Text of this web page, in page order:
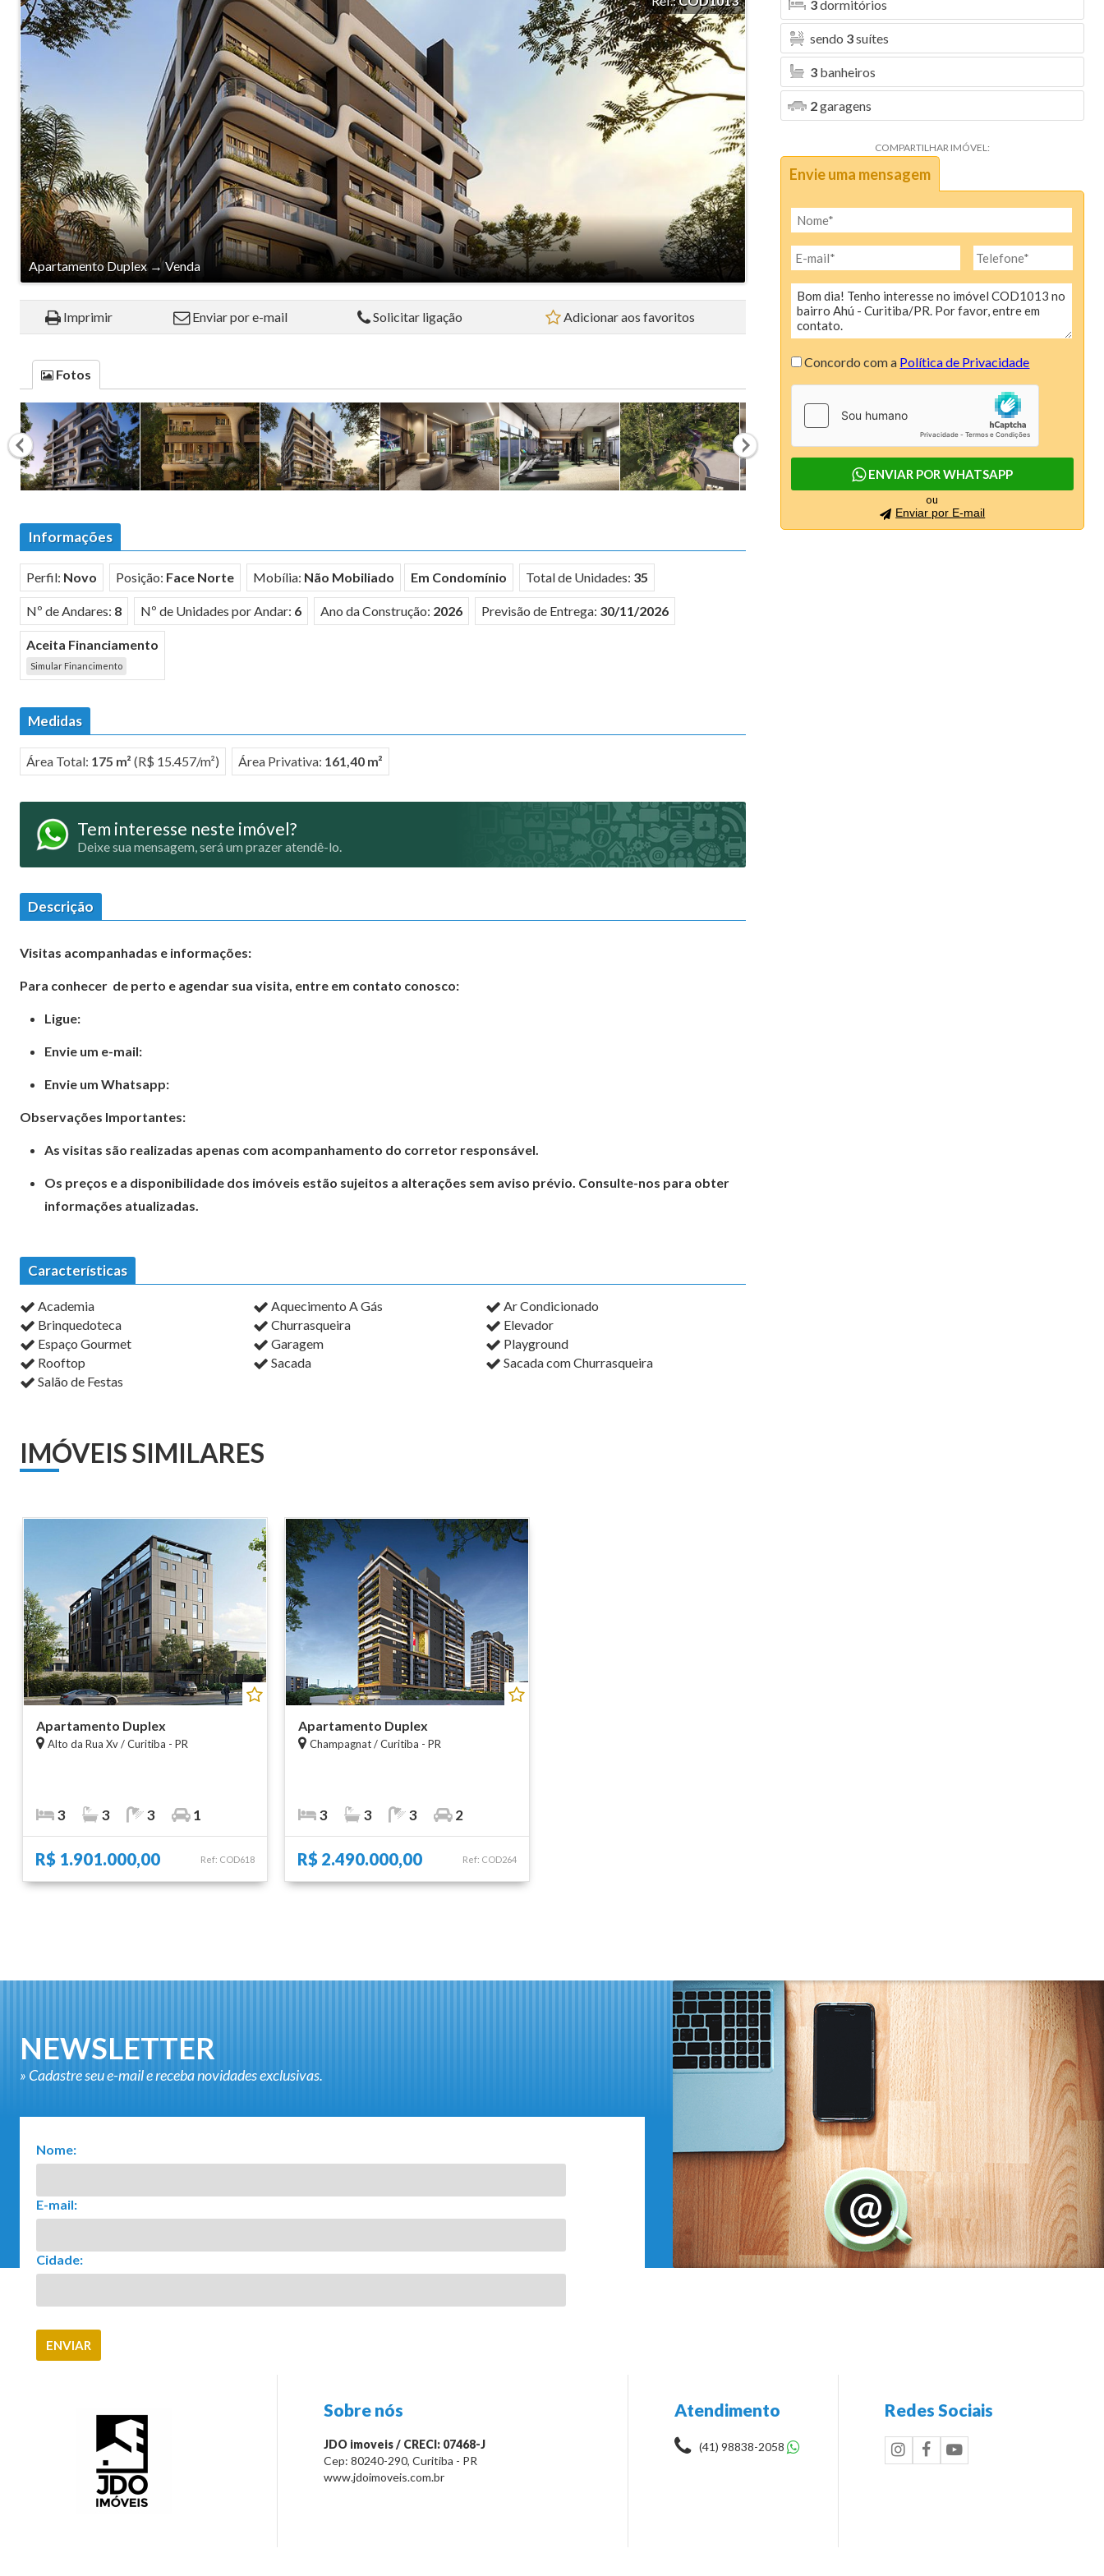
Loja (4)
Prédio (1)
Terreno em Condomínio (3)
Apartamento Duplex→Venda
Imprimir Enviar por e-mail Solicitar ligação Adicionar aos favoritos
Fotos
Informações
Perfil: Novo Posição: Face Norte Mobília: Não Mobiliado Em Condomínio Total de Unidades: 35
Nº de Andares: 8 Nº de Unidades por Andar: 6 Ano da Construção: 2026 Previsão de Entrega: 30/11/2026
Aceita Financiamento
Simular Financimento
Medidas
Área Total: 175 m² (R$ 15.457/m²) Área Privativa: 161,40 m²
Tem interesse neste imóvel?
Deixe sua mensagem, será um prazer atendê-lo.
Descrição
Visitas acompanhadas e informações:
Para conhecer de perto e agendar sua visita, entre em contato conosco:
Ligue:
Envie um e-mail:
Envie um Whatsapp:
Observações Importantes:
As visitas são realizadas apenas com acompanhamento do corretor responsável.
Os preços e a disponibilidade dos imóveis estão sujeitos a alterações sem aviso prévio. Consulte-nos para obter
informações atualizadas.
Características
Academia Aquecimento A Gás
Ar Condicionado
Brinquedoteca
Churrasqueira
Elevador
Espaço Gourmet
Garagem
Playground
Rooftop
Sacada
Sacada com Churrasqueira
Salão de Festas
3dormitórios
sendo 3suítes
3 banheiros
2garagens
COMPARTILHAR IMÓVEL:
Envie uma mensagem
Concordo com a Política de Privacidade
ENVIAR POR WHATSAPP
ou
Enviar por E-mail
IMÓVEIS SIMILARES
Ref: COD618
Apartamento Duplex
Alto da Rua Xv / Curitiba - PR
R$ 1.901.000,00
3 3 3 1
Ref: COD264
Apartamento Duplex
Champagnat / Curitiba - PR
R$ 2.490.000,00
3 3 3 2
NEWSLETTER
» Cadastre seu e-mail e receba novidades exclusivas.
Nome:
E-mail:
Cidade:
Sobre nós
JDO imoveis / CRECI: 07468-J
Cep: 80240-290, Curitiba - PR
www.jdoimoveis.com.br
Atendimento
(41) 98838-2058
Redes Sociais